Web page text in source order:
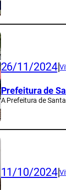
26/11/2024|
Prefeitura de
A Prefeitura de
11/10/2024|